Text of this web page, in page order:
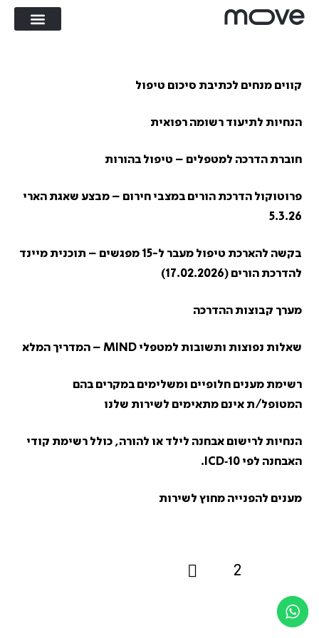
קווים מנחים לכתיבת סיכום טיפול
הנחיות לתיעוד רשומה רפואית
חוברת הדרכה למטפלים – טיפול בהורות
פרוטוקול הדרכת הורים במצבי חירום – מבצע שאגת הארי
5.3.26
בקשה להארכת טיפול מעבר ל-15 מפגשים – תוכנית מיינד
להדרכת הורים (17.02.2026)
מערך קבוצות ההדרכה
שאלות נפוצות ותשובות למטפלי MIND – המדריך המלא
רשימת מענים חלופיים ומשלימים במקרים בהם
המטופל/ת אינם מתאימים לשירות שלנו
הנחיות לרישום אבחנה לילד או להורה, כולל רשימת קודי
האבחנה לפי ICD‑10.
מענים להפנייה מחוץ לשירות
2